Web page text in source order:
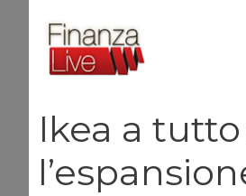
contenuto
Ikea a